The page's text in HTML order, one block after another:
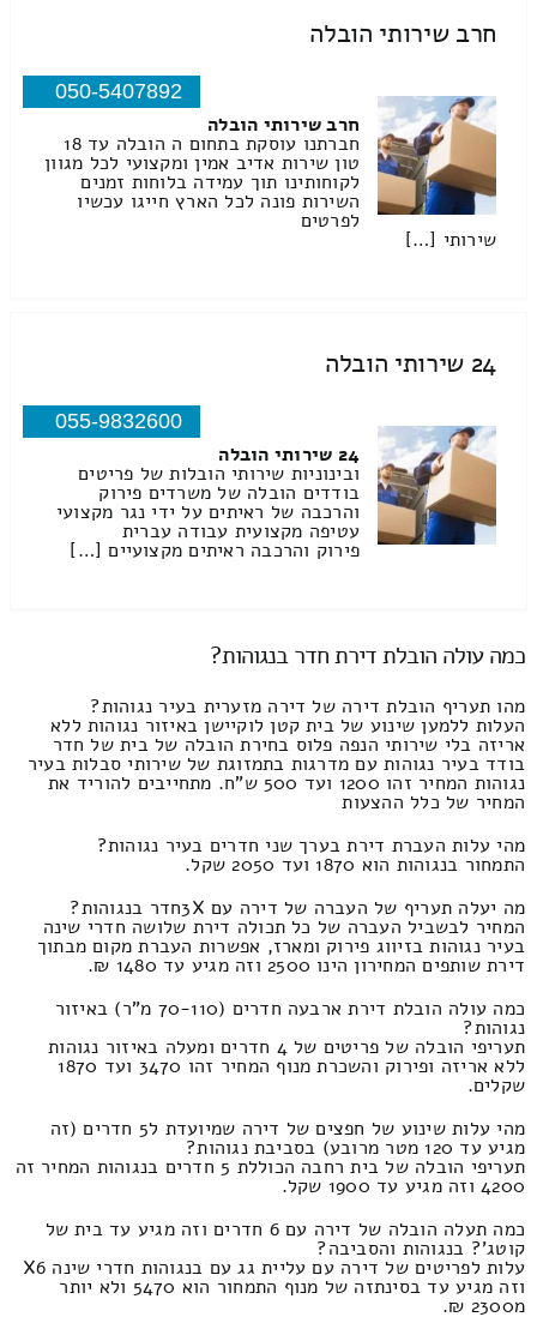
חרב שירותי הובלה
050-5407892
חרב שירותי הובלה
חברתנו עוסקת בתחום ה הובלה עד 18
טון שירות אדיב אמין ומקצועי לכל מגוון
לקוחותינו תוך עמידה בלוחות זמנים
השירות פונה לכל הארץ חייגו עכשיו
לפרטים
שירותי […]
24 שירותי הובלה
055-9832600
24 שירותי הובלה
ובינוניות שירותי הובלות של פריטים
בודדים הובלה של משרדים פירוק
והרכבה של ראיתים על ידי נגר מקצועי
עטיפה מקצועית עבודה עברית
פירוק והרכבה ראיתים מקצועיים […]
כמה עולה הובלת דירת חדר בנגוהות?
מהו תעריף הובלת דירה של דירה מזערית בעיר נגוהות?
העלות ללמען שינוע של בית קטן לוקיישן באיזור נגוהות ללא
אריזה בלי שירותי הנפה פלוס בחירת הובלה של בית של חדר
בודד בעיר נגוהות עם מדרגות בתמזוגת של שירותי סבלות בעיר
נגוהות המחיר זהו 1200 ועד 500 ש"ח. מתחייבים להוריד את
המחיר של כלל ההצעות
מהי עלות העברת דירת בערך שני חדרים בעיר נגוהות?
התמחור בנגוהות הוא 1870 ועד 2050 שקל.
מה יעלה תעריף של העברה של דירה עם 3Xחדר בנגוהות?
המחיר לבשביל העברה של כל תכולה דירת שלושה חדרי שינה
בעיר נגוהות בזיווג פירוק ומארז, אפשרות העברת מקום מבתוך
דירת שותפים המחירון הינו 2500 וזה מגיע עד 1480 ₪.
כמה עולה הובלת דירת ארבעה חדרים (70-110 מ"ר) באיזור
נגוהות?
תעריפי הובלה של פריטים של 4 חדרים ומעלה באיזור נגוהות
ללא אריזה ופירוק והשכרת מנוף המחיר זהו 3470 ועד 1870
שקלים.
מהי עלות שינוע של חפצים של דירה שמיועדת ל5 חדרים (זה
מגיע עד 120 מטר מרובע) בסביבת נגוהות?
תעריפי הובלה של בית רחבה הכוללת 5 חדרים בנגוהות המחיר זה
4200 וזה מגיע עד 1900 שקל.
כמה תעלה הובלה של דירה עם 6 חדרים וזה מגיע עד בית של
קוטג'? בנגוהות והסביבה?
עלות לפריטים של דירה עם עליית גג עם בנגוהות חדרי שינה X6
וזה מגיע עד בסינתזה של מנוף התמחור הוא 5470 ולא יותר
מ2300 ₪.